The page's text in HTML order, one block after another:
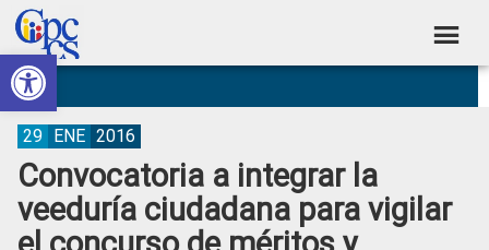
Abrir barra de herramientas
Skip
to
primary
navigation
Skip
to
main
content
Skip
to
primary
sidebar
Skip
to
footer
Consejo
de
Participación
Ciudadana
Construyendo
Poder
Ciudadano
Convocatoria a integrar la
veeduría ciudadana para vigilar
29 ENE 2016